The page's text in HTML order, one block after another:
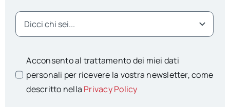
Acconsento al trattamento dei miei dati
personali per ricevere la vostra newsletter, come
descritto nella Privacy Policy